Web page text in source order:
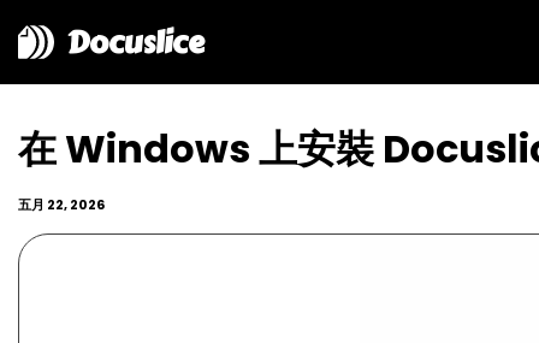
Docuslice
在 Windows 上安裝
五月 22, 2026